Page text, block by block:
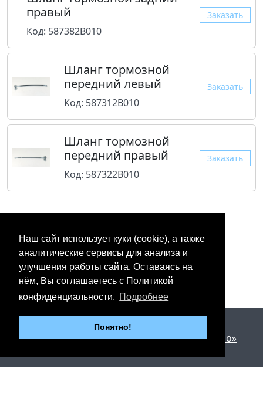
Наш сайт использует куки (cookie), а также
аналитические сервисы для анализа и
улучшения работы сайта. Оставаясь на
нём, Вы соглашаетесь с Политикой
конфиденциальности. Подробнее
Понятно!
правый
Код: 587382B010
Заказать
Шланг тормозной
передний левый
Код: 587312B010
Заказать
Шланг тормозной
передний правый
Код: 587322B010
Заказать
2012 - 2026 © «Юнипартс»
Дизайн и разработка —Арт студия «Милано»